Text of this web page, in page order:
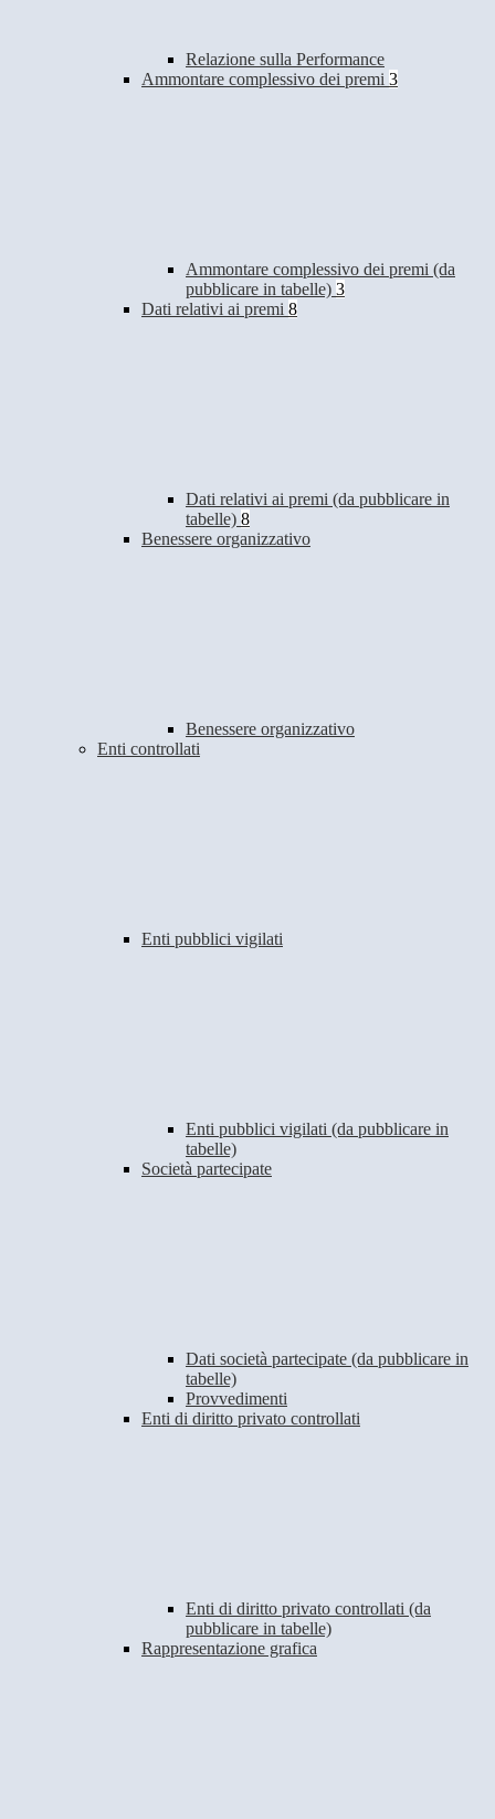
Relazione sulla Performance
Ammontare complessivo dei premi 3
Ammontare complessivo dei premi (da
pubblicare in tabelle) 3
Dati relativi ai premi 8
Dati relativi ai premi (da pubblicare in
tabelle) 8
Benessere organizzativo
Benessere organizzativo
Enti controllati
Enti pubblici vigilati
Enti pubblici vigilati (da pubblicare in
tabelle)
Società partecipate
Dati società partecipate (da pubblicare in
tabelle)
Provvedimenti
Enti di diritto privato controllati
Enti di diritto privato controllati (da
pubblicare in tabelle)
Rappresentazione grafica